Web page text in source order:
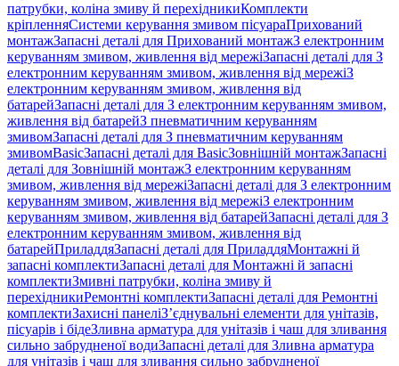
патрубки, коліна змиву й перехідникиКомплекти
кріпленняСистеми керування змивом пісуараПрихований
монтажЗапасні деталі для Прихований монтажЗ електронним
керуванням змивом, живлення від мережіЗапасні деталі для З
електронним керуванням змивом, живлення від мережіЗ
електронним керуванням змивом, живлення від
батарейЗапасні деталі для З електронним керуванням змивом,
живлення від батарейЗ пневматичним керуванням
змивомЗапасні деталі для З пневматичним керуванням
змивомBasicЗапасні деталі для BasicЗовнішній монтажЗапасні
деталі для Зовнішній монтажЗ електронним керуванням
змивом, живлення від мережіЗапасні деталі для З електронним
керуванням змивом, живлення від мережіЗ електронним
керуванням змивом, живлення від батарейЗапасні деталі для З
електронним керуванням змивом, живлення від
батарейПриладдяЗапасні деталі для ПриладдяМонтажні й
запасні комплектиЗапасні деталі для Монтажні й запасні
комплектиЗмивні патрубки, коліна змиву й
перехідникиРемонтні комплектиЗапасні деталі для Ремонтні
комплектиЗахисні панеліЗ’єднувальні елементи для унітазів,
пісуарів і бідеЗливна арматура для унітазів і чаш для зливання
сильно забрудненої водиЗапасні деталі для Зливна арматура
для унітазів і чаш для зливання сильно забрудненої